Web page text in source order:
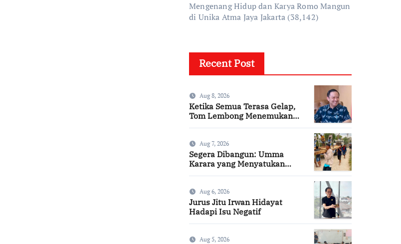
Mengenang Hidup dan Karya Romo Mangun
di Unika Atma Jaya Jakarta (38,142)
Recent Post
Aug 8, 2026
Ketika Semua Terasa Gelap,
Tom Lembong Menemukan
Aug 7, 2026
Segera Dibangun: Umma
Karara yang Menyatukan
Aug 6, 2026
Jurus Jitu Irwan Hidayat
Hadapi Isu Negatif
Aug 5, 2026